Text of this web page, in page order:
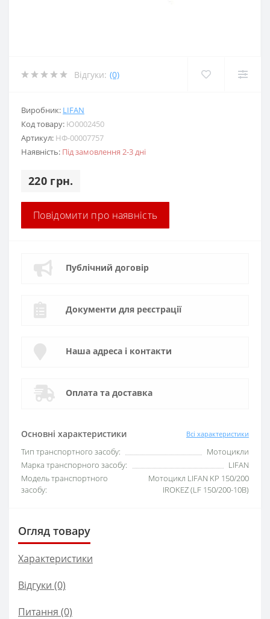
Відгуки: (0)
Виробник: LIFAN
Код товару: Ю0002450
Артикул: НФ-00007757
Наявність: Під замовлення 2-3 дні
220 грн.
Повідомити про наявність
Основні характеристики Всі характеристики
Тип транспортного засобу:
Мотоцикли
Марка транспорного засобу:
LIFAN
Модель транспортного
засобу:
Мотоцикл LIFAN KP 150/200
IROKEZ (LF 150/200-10B)
Публічний договір
Документи для реєстрації
Наша адреса і контакти
Оплата та доставка
Огляд товару
Характеристики
Відгуки (0)
Питання (0)